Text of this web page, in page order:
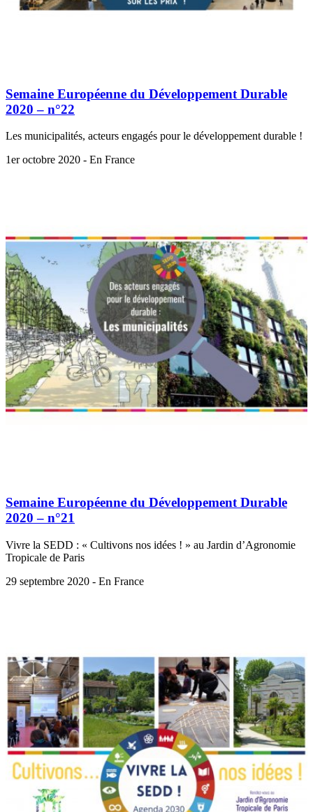
Semaine Européenne du Développement Durable
2020 – n°22
Les municipalités, acteurs engagés pour le développement durable !
1er octobre 2020 - En France
Semaine Européenne du Développement Durable
2020 – n°21
Vivre la SEDD : « Cultivons nos idées ! » au Jardin d’Agronomie
Tropicale de Paris
29 septembre 2020 - En France